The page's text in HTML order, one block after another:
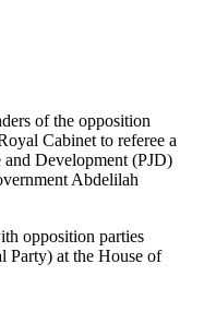
of the opposition
Cabinet to referee a
Development (PJD)
Abdelilah
opposition parties
Party) at the House of